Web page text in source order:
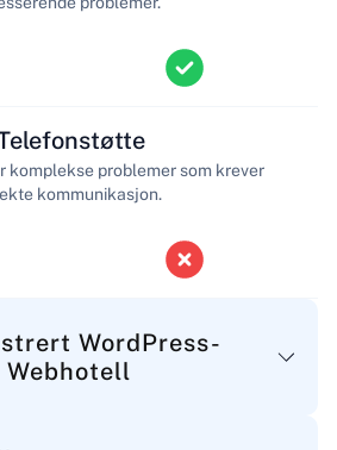
komplekse problemer som krever
kommunikasjon.
WordPress-
Webhotell